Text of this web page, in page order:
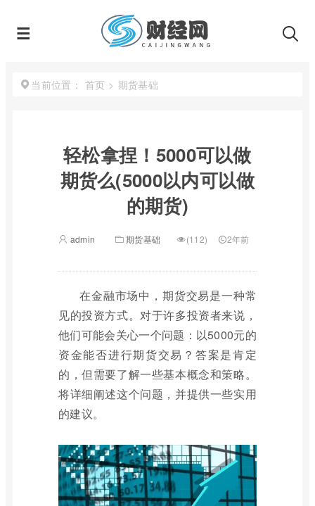
当前位置： 首页 > 期货基础
轻松拿捏！5000可以做
期货么(5000以内可以做
的期货)
admin 期货基础 (112) 2年前
在金融市场中，期货交易是一种常
见的投资方式。对于许多投资者来说，
他们可能会关心一个问题：以5000元的
资金能否进行期货交易？答案是肯定
的，但需要了解一些基本概念和策略。
将详细阐述这个问题，并提供一些实用
的建议。